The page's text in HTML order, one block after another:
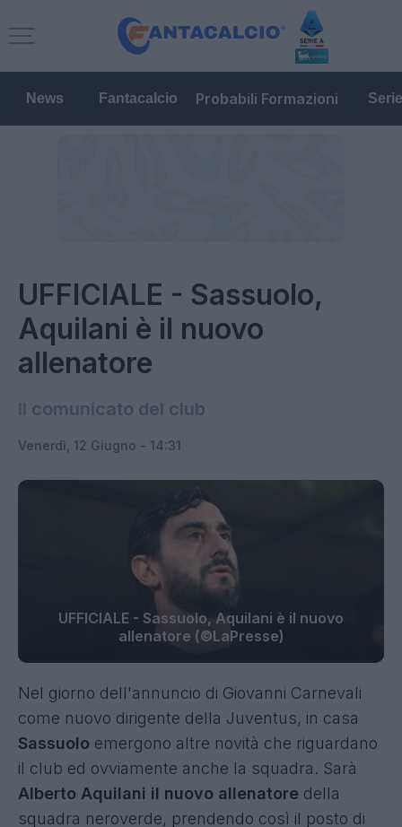
News Fantacalcio Probabili Formazioni
UFFICIALE - Sassuolo,
Aquilani è il nuovo
allenatore
Il comunicato del club
Venerdì, 12 Giugno - 14:31
UFFICIALE - Sassuolo, Aquilani è il nuovo
allenatore (©LaPresse)
Nel giorno dell'annuncio di Giovanni Carnevali
come nuovo dirigente della Juventus, in casa
Sassuolo emergono altre novità che riguardano
il club ed ovviamente anche la squadra. Sarà
Alberto Aquilani il nuovo allenatore della
squadra neroverde, prendendo così il posto di